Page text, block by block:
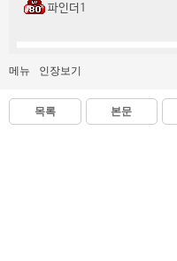
파인더1
메뉴 인장보기
목록 본문